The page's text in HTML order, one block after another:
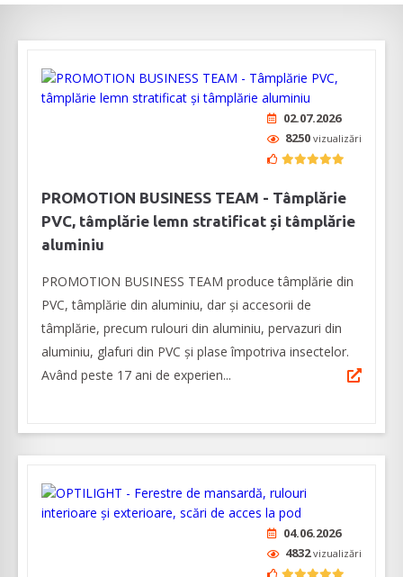
02.07.2026
8250 vizualizări
PROMOTION BUSINESS TEAM - Tâmplărie
PVC, tâmplărie lemn stratificat și tâmplărie
aluminiu
PROMOTION BUSINESS TEAM produce tâmplărie din
PVC, tâmplărie din aluminiu, dar și accesorii de
tâmplărie, precum rulouri din aluminiu, pervazuri din
aluminiu, glafuri din PVC și plase împotriva insectelor.
Având peste 17 ani de experien...
04.06.2026
4832vizualizări